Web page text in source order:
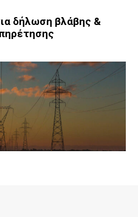
δήλωση βλάβης &